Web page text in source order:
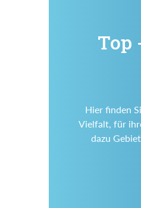
Top
Hier finden
Vielfalt, für
dazu